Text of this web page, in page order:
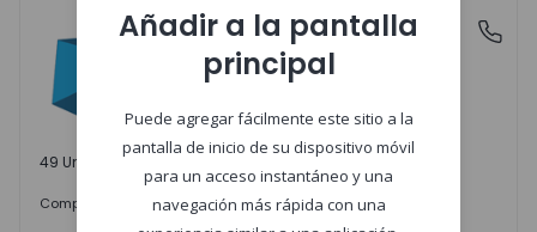
Águas Santas, PortoPLENO JARDIM
Águas Santas, Porto
49 Unidades disponibles
Comprar 242.000 €
Añadir a la pantalla
principal
Puede agregar fácilmente este sitio a la
pantalla de inicio de su dispositivo móvil
para un acceso instantáneo y una
navegación más rápida con una